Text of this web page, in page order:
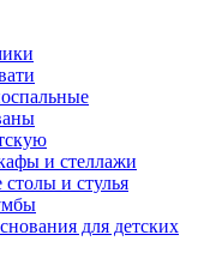
и стеллажи
и стулья
для детских